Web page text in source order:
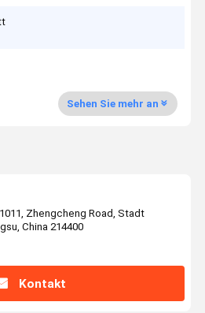
Sehen Sie mehr an
Zhengcheng Road, Stadt
China 214400
Kontakt